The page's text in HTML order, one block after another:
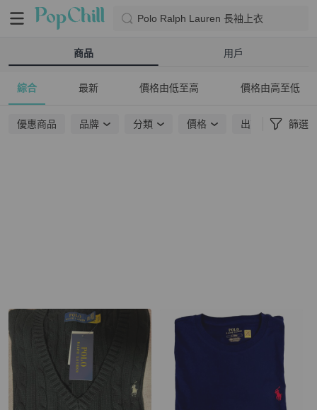
Polo Ralph Lauren 長袖上衣
商品 用戶
綜合 最新 價格由低至高 價格由高至低
優惠商品 品牌 分類 價格 出貨地點 篩選